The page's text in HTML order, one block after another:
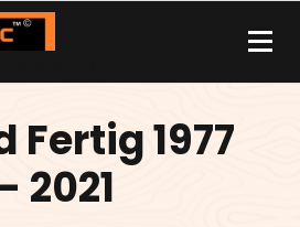
Fertig 1977
2021